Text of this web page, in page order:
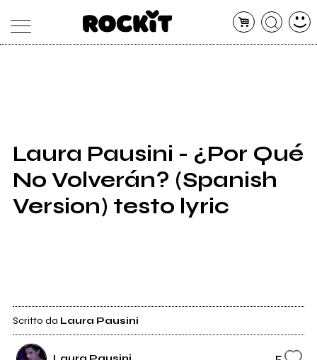
SHOP
RADIO
Laura Pausini - ¿Por Qué
No Volverán? (Spanish
Version) testo lyric
Scritto da Laura Pausini